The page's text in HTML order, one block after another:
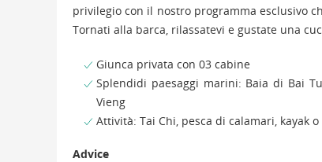
privilegio con il nostro programma esclusivo
Tornati alla barca, rilassatevi e gustate una
Giunca privata con 03 cabine
Splendidi paesaggi marini: Baia di Bai
Vieng
Attività: Tai Chi, pesca di calamari, kayak
Advice